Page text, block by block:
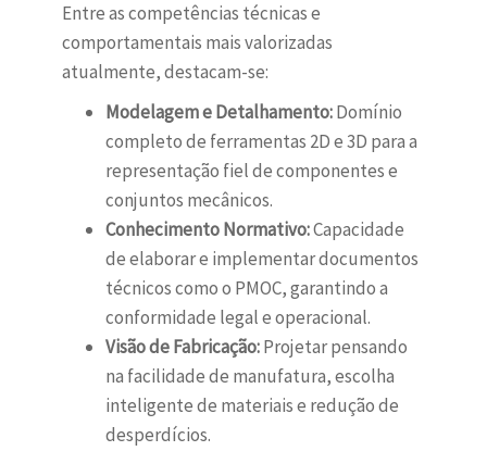
Entre as competências técnicas e
comportamentais mais valorizadas
atualmente, destacam-se:
Modelagem e Detalhamento:Domínio
completo de ferramentas 2D e 3D para a
representação fiel de componentes e
conjuntos mecânicos.
Conhecimento Normativo:Capacidade
de elaborar e implementar documentos
técnicos como o PMOC, garantindo a
conformidade legal e operacional.
Visão de Fabricação:Projetar pensando
na facilidade de manufatura, escolha
inteligente de materiais e redução de
desperdícios.